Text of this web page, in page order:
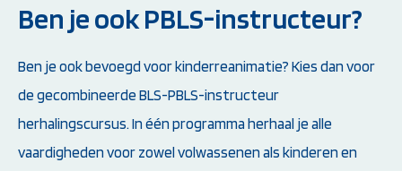
Ben je ook PBLS-instructeur?
Ben je ook bevoegd voor kinderreanimatie? Kies dan voor
de gecombineerde BLS-PBLS-instructeur
herhalingscursus. In één programma herhaal je alle
vaardigheden voor zowel volwassenen als kinderen en